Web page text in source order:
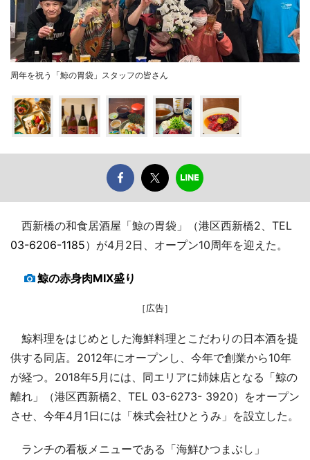
周年を祝う「鯨の胃袋」スタッフの皆さん
西新橋の和食居酒屋「鯨の胃袋」（港区西新橋2、TEL
03-6206-1185）が4月2日、オープン10周年を迎えた。
鯨の赤身肉MIX盛り
［広告］
鯨料理をはじめとした海鮮料理とこだわりの日本酒を提
供する同店。2012年にオープンし、今年で創業から10年
が経つ。2018年5月には、同エリアに姉妹店となる「鯨の
離れ」（港区西新橋2、TEL 03-6273- 3920）をオープン
させ、今年4月1日には「株式会社ひとうみ」を設立した。
ランチの看板メニューである「海鮮ひつまぶし」